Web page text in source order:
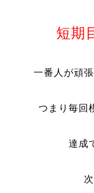
短期
一番人が頑
つまり毎回
達成